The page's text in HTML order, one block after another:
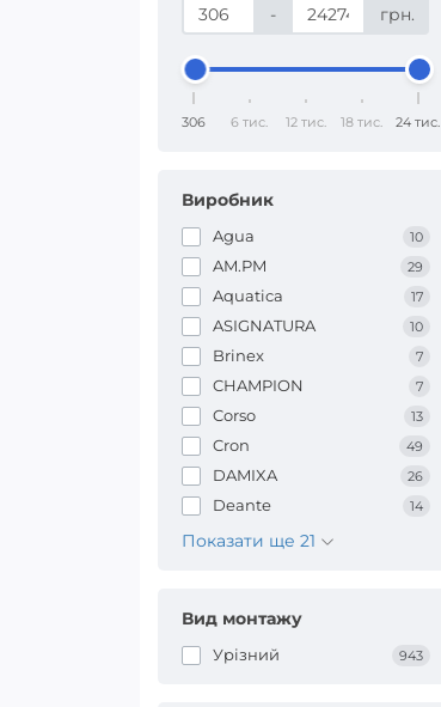
- грн.
306 6 тис. 12 тис. 18 тис. 24 тис.
Виробник
Agua 10
AM.PM 29
Aquatica 17
ASIGNATURA 10
Brinex 7
CHAMPION 7
Corso 13
Cron 49
DAMIXA 26
Deante 14
Показати ще 21
Вид монтажу
Урізний 943